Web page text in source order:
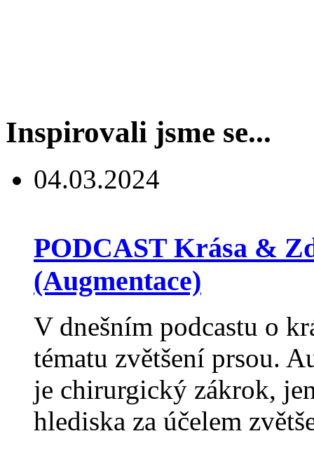
Inspirovali jsme se...
04.03.2024
PODCAST Krása &
(Augmentace)
V dnešním podcastu o
tématu zvětšení prsou.
je chirurgický zákrok,
hlediska za účelem